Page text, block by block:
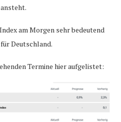
am Morgen sehr bedeutend
Deutschland.
Termine hier aufgelistet: